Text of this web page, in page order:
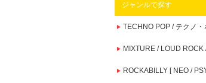
ジャンルで探す
TECHNO POP / テクノ
MIXTURE / LOUD ROCK
ROCKABILLY [ NEO /